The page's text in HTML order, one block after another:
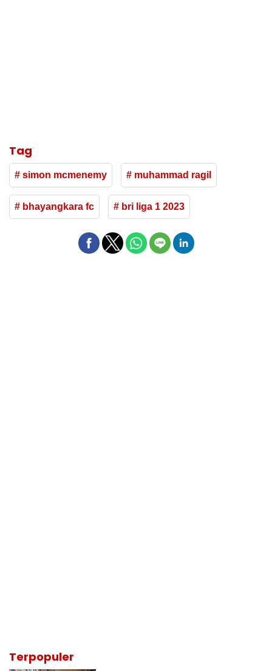
Tag
# simon mcmenemy # muhammad ragil
# bhayangkara fc # bri liga 1 2023
Terpopuler